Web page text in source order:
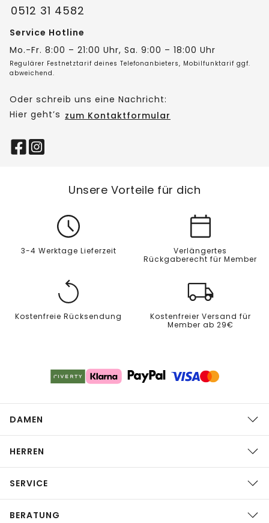
0512 31 4582
Service Hotline
Mo.-Fr. 8:00 – 21:00 Uhr, Sa. 9:00 – 18:00 Uhr
Regulärer Festnetztarif deines Telefonanbieters, Mobilfunktarif ggf.
abweichend.
Oder schreib uns eine Nachricht:
Hier geht’s zum Kontaktformular
Unsere Vorteile für dich
3-4 Werktage Lieferzeit
Verlängertes
Rückgaberecht für Member
Kostenfreie Rücksendung
Kostenfreier Versand für
Member ab 29€
DAMEN
HERREN
SERVICE
BERATUNG